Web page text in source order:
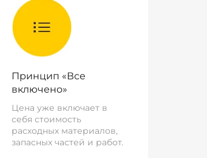
Принцип «Все
включено»
Цена уже включает в
себя стоимость
расходных материалов,
запасных частей и работ.